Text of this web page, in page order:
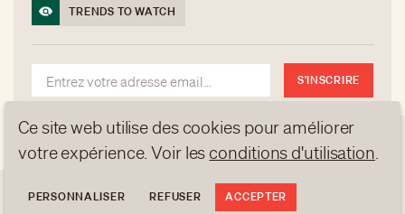
Cet article vous plaît ?
dernières publications et analyses selon nos 4
thématiques:
NEWS GEN Z ANALYSES
À PROPOS
PROTECTION DES DONNÉES
Ce site web utilise des cookies pour améliorer
votre expérience. Voir les conditions d'utilisation
PERSONNALISER REFUSER ACCEPTER